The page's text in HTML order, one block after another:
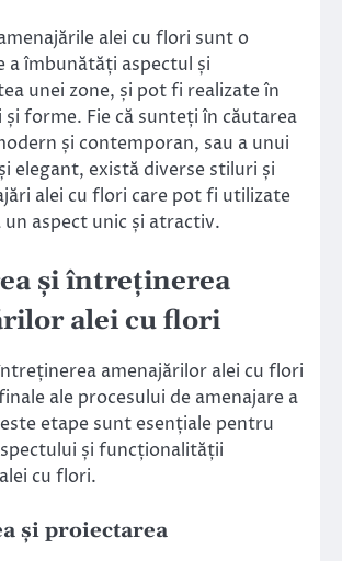
alei cu flori sunt o
a îmbunătăți aspectul și
unei zone, și pot fi realizate în
forme. Fie că sunteți în căutarea
și contemporan, sau a unui
elegant, există diverse stiluri și
alei cu flori care pot fi utilizate
aspect unic și atractiv.
și întreținerea
alei cu flori
amenajărilor alei cu flori
ale procesului de amenajare a
etape sunt esențiale pentru
și funcționalității
cu flori.
și proiectarea